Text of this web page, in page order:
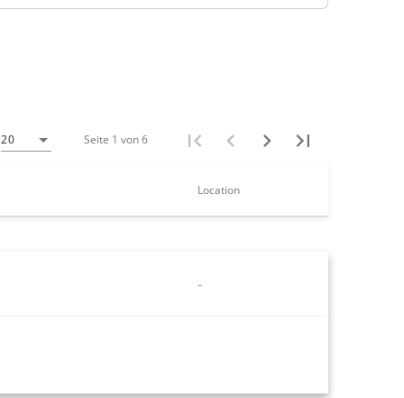
20 Seite 1 von 6
Location
-